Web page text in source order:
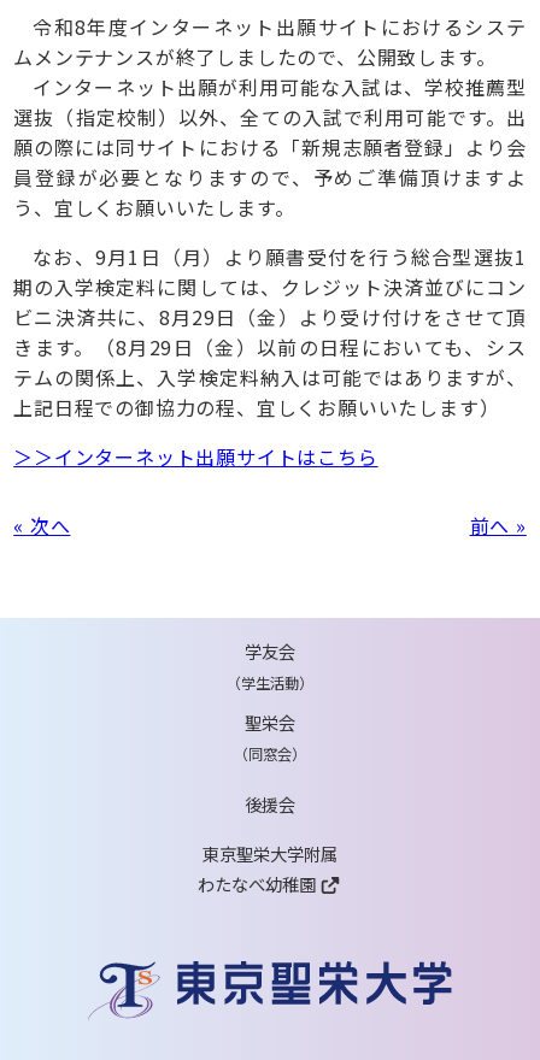
令和8年度インターネット出願サイトにおけるシステ
ムメンテナンスが終了しましたので、公開致します。
インターネット出願が利用可能な入試は、学校推薦型
選抜（指定校制）以外、全ての入試で利用可能です。出
願の際には同サイトにおける「新規志願者登録」より会
員登録が必要となりますので、予めご準備頂けますよ
う、宜しくお願いいたします。
なお、9月1日（月）より願書受付を行う総合型選抜1
期の入学検定料に関しては、クレジット決済並びにコン
ビニ決済共に、8月29日（金）より受け付けをさせて頂
きます。（8月29日（金）以前の日程においても、シス
テムの関係上、入学検定料納入は可能ではありますが、
上記日程での御協力の程、宜しくお願いいたします）
＞＞インターネット出願サイトはこちら
« 次へ 前へ »
学友会
（学生活動）
聖栄会
（同窓会）
後援会
東京聖栄大学附属
わたなべ幼稚園